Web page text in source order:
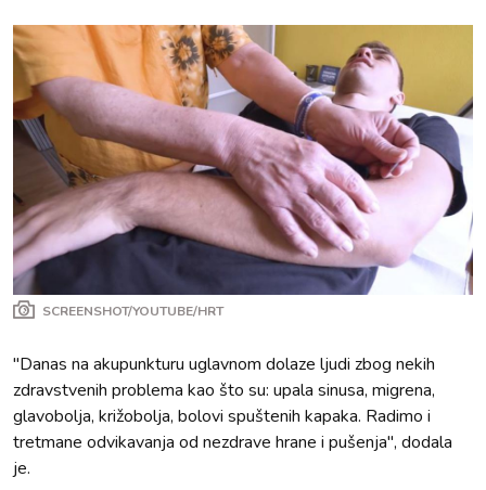
SCREENSHOT/YOUTUBE/HRT
"Danas na akupunkturu uglavnom dolaze ljudi zbog nekih
zdravstvenih problema kao što su: upala sinusa, migrena,
glavobolja, križobolja, bolovi spuštenih kapaka. Radimo i
tretmane odvikavanja od nezdrave hrane i pušenja", dodala
je.